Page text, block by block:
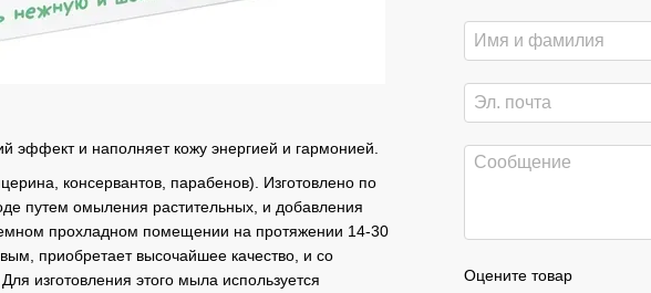
эффект и наполняет кожу энергией и гармонией.
консервантов, парабенов). Изготовлено по
путем омыления растительных, и добавления
прохладном помещении на протяжении 14-30
приобретает высочайшее качество, и со
изготовления этого мыла используется
Оцените товар